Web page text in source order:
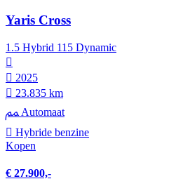
Yaris Cross
1.5 Hybrid 115 Dynamic
2025
23.835 km
Automaat
Hybride benzine
Kopen
€ 27.900,-